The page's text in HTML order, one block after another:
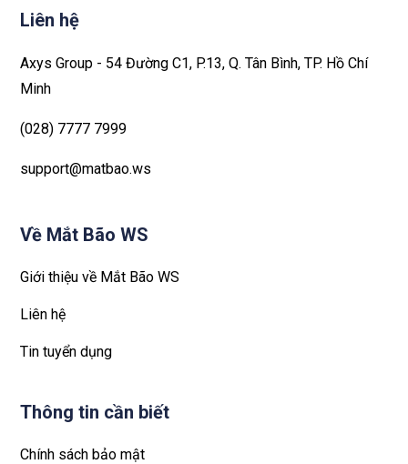
Liên hệ
Axys Group - 54 Đường C1, P.13, Q. Tân Bình, TP. Hồ Chí
Minh
(028) 7777 7999
support@matbao.ws
Về Mắt Bão WS
Giới thiệu về Mắt Bão WS
Liên hệ
Tin tuyển dụng
Thông tin cần biết
Chính sách bảo mật